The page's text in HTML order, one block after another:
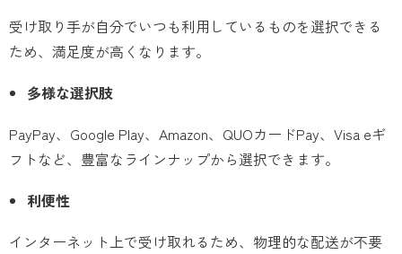
受け取り手が自分でいつも利用しているものを選択できる
ため、満足度が高くなります。
多様な選択肢
PayPay、Google Play、Amazon、QUOカードPay、Visa eギ
フトなど、豊富なラインナップから選択できます。
利便性
インターネット上で受け取れるため、物理的な配送が不要